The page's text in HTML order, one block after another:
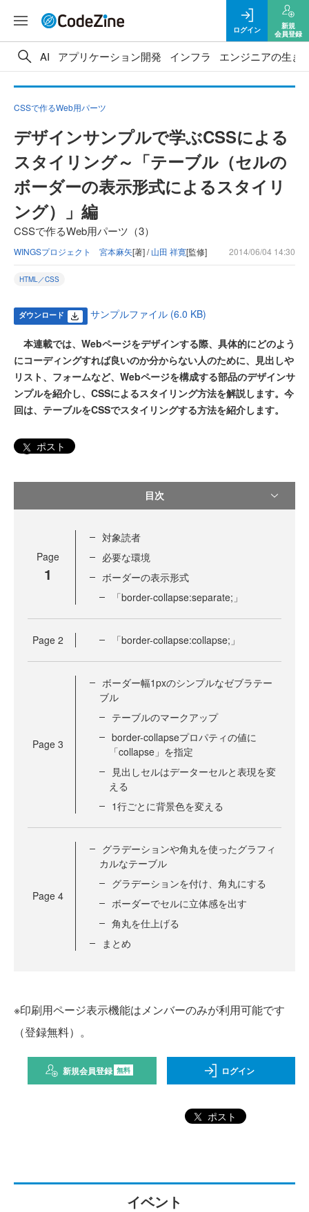
ログイン
新規
会員登録
AI アプリケーション開発 インフラ エンジニアの生き
CSSで作るWeb用パーツ
デザインサンプルで学ぶCSSによる
スタイリング～「テーブル（セルの
ボーダーの表示形式によるスタイリ
ング）」編
CSSで作るWeb用パーツ（3）
WINGSプロジェクト 宮本麻矢[著] /山田 祥寛[監修] 2014/06/04 14:30
HTML／CSS
ダウンロード サンプルファイル (6.0 KB)
本連載では、Webページをデザインする際、具体的にどのよう
にコーディングすれば良いのか分からない人のために、見出しや
リスト、フォームなど、Webページを構成する部品のデザインサ
ンプルを紹介し、CSSによるスタイリング方法を解説します。今
回は、テーブルをCSSでスタイリングする方法を紹介します。
ポスト
目次
Page
1
対象読者
必要な環境
ボーダーの表示形式
「border-collapse:separate;」
Page 2 「border-collapse:collapse;」
Page 3
ボーダー幅1pxのシンプルなゼブラテー
ブル
テーブルのマークアップ
border-collapseプロパティの値に
「collapse」を指定
見出しセルはデーターセルと表現を変
える
1行ごとに背景色を変える
Page 4
グラデーションや角丸を使ったグラフィ
カルなテーブル
グラデーションを付け、角丸にする
ボーダーでセルに立体感を出す
角丸を仕上げる
まとめ
※印刷用ページ表示機能はメンバーのみが利用可能です
（登録無料）。
新規会員登録 無料 ログイン
ポスト
イベント